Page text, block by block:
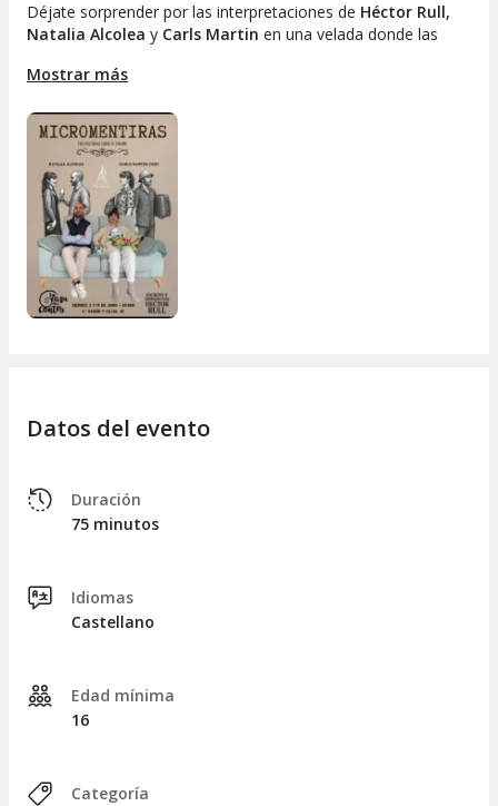
Déjate sorprender por las interpretaciones de Héctor Rull,
Natalia Alcolea y Carls Martin en una velada donde las
buscas un espectáculo diferente, con historias cercanas y
es para ti.
No te pierdas esta experiencia teatral única y llena de chispa,
perfecta para disfrutar con amigos, pareja o incluso en
solitario si te apetece pasar un rato divertido. Ven a descubrir
por ti mismo por qué
todo el mundo habla. ¡Hazte con tus entradas y vive una
noche de teatro inolvidable!
Mostrar más
Datos del evento
Duración
75 minutos
Idiomas
Castellano
Edad mínima
16
Categoría